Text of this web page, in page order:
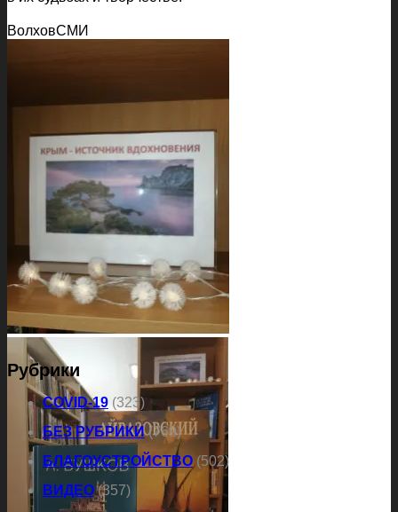
ВолховСМИ
Рубрики
COVID-19 (323)
БЕЗ РУБРИКИ(769)
БЛАГОУСТРОЙСТВО (502)
ВИДЕО(357)